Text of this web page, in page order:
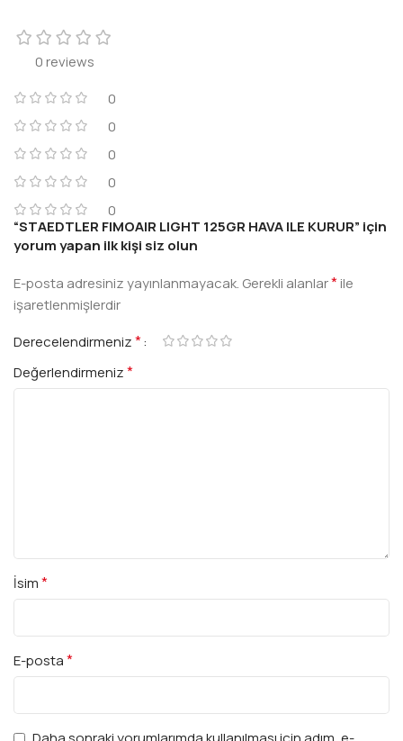
0 reviews
0
0
0
0
0
“STAEDTLER FIMOAIR LIGHT 125GR HAVA ILE KURUR” için
yorum yapan ilk kişi siz olun
E-posta adresiniz yayınlanmayacak. Gerekli alanlar*ile
işaretlenmişlerdir
Derecelendirmeniz*
Değerlendirmeniz*
İsim*
E-posta*